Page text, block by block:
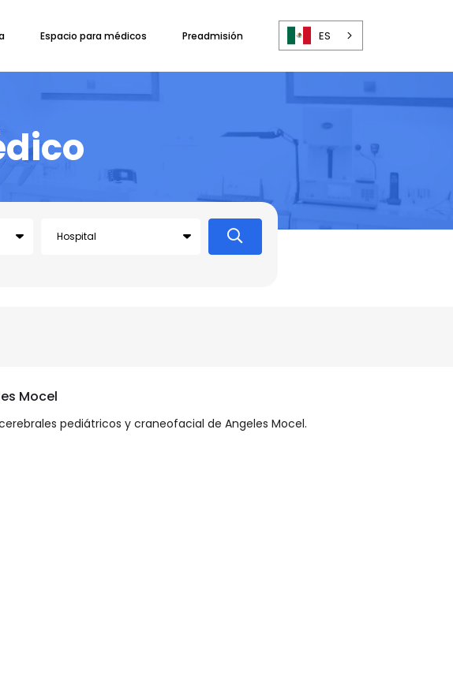
Espacio para médicos Preadmisión ES
Mocel
pediátricos y craneofacial de Angeles Mocel.